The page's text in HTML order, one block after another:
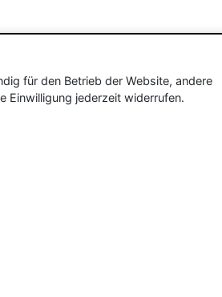
für den Betrieb der Website, andere
Einwilligung jederzeit widerrufen.